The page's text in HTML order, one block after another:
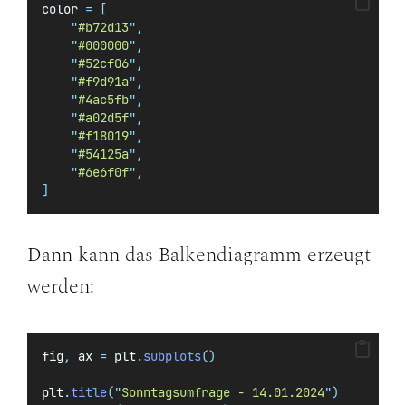
color =
[
"#b72d13" ,
"#000000" ,
"#52cf06" ,
"#f9d91a" ,
"#4ac5fb" ,
"#a02d5f" ,
"#f18019" ,
"#54125a" ,
"#6e6f0f" ,
]
Dann kann das Balkendiagramm erzeugt
werden:
fig , ax = plt.subplots()
plt.title("Sonntagsumfrage - 14.01.2024")